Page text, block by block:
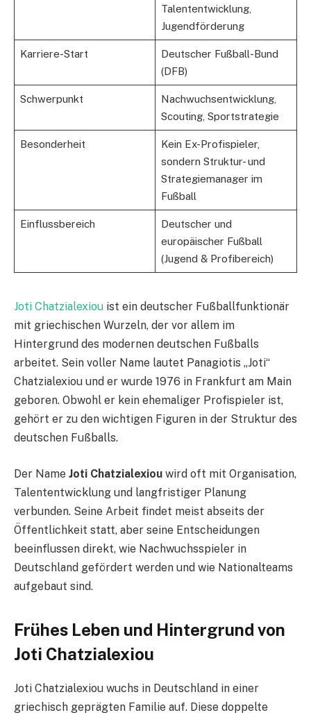
Talententwicklung,
Jugendförderung
Karriere-Start
Deutscher Fußball-Bund
(DFB)
Schwerpunkt
Nachwuchsentwicklung,
Scouting, Sportstrategie
Besonderheit
Kein Ex-Profispieler,
sondern Struktur- und
Strategiemanager im
Fußball
Einflussbereich
Deutscher und
europäischer Fußball
(Jugend & Profibereich)
Joti Chatzialexiou ist ein deutscher Fußballfunktionär
mit griechischen Wurzeln, der vor allem im
Hintergrund des modernen deutschen Fußballs
arbeitet. Sein voller Name lautet Panagiotis „Joti“
Chatzialexiou und er wurde 1976 in Frankfurt am Main
geboren. Obwohl er kein ehemaliger Profispieler ist,
gehört er zu den wichtigen Figuren in der Struktur des
deutschen Fußballs.
Der Name Joti Chatzialexiou wird oft mit Organisation,
Talententwicklung und langfristiger Planung
verbunden. Seine Arbeit findet meist abseits der
Öffentlichkeit statt, aber seine Entscheidungen
beeinflussen direkt, wie Nachwuchsspieler in
Deutschland gefördert werden und wie Nationalteams
aufgebaut sind.
Frühes Leben und Hintergrund von
Joti Chatzialexiou
Joti Chatzialexiou wuchs in Deutschland in einer
griechisch geprägten Familie auf. Diese doppelte